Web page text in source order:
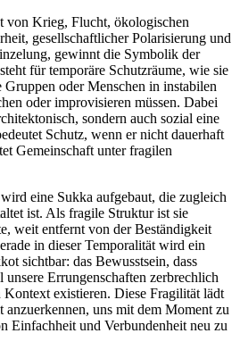
von Krieg, Flucht, ökologischen
gesellschaftlicher Polarisierung und
gewinnt die Symbolik der
für temporäre Schutzräume, wie sie
oder Menschen in instabilen
oder improvisieren müssen. Dabei
sondern auch sozial eine
Schutz, wenn er nicht dauerhaft
Gemeinschaft unter fragilen
eine Sukka aufgebaut, die zugleich
ist. Als fragile Struktur ist sie
weit entfernt von der Beständigkeit
in dieser Temporalität wird ein
sichtbar: das Bewusstsein, dass
Errungenschaften zerbrechlich
existieren. Diese Fragilität lädt
uns mit dem Moment zu
Einfachheit und Verbundenheit neu zu